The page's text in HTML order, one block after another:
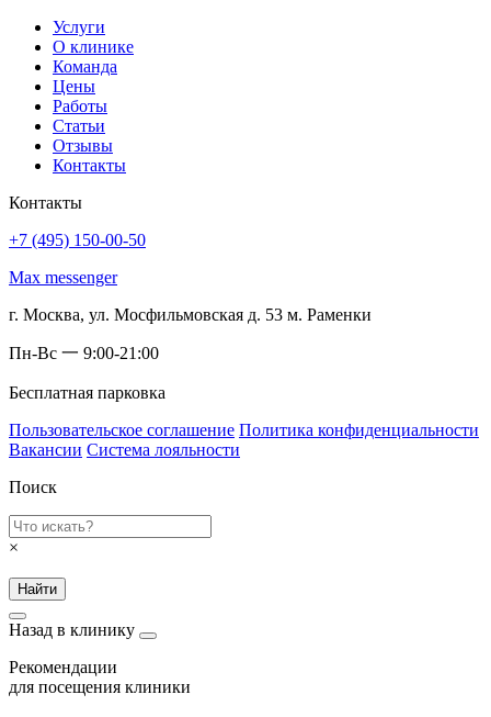
Услуги
О клинике
Команда
Цены
Работы
Статьи
Отзывы
Контакты
Контакты
+7 (495) 150-00-50
Max messenger
г. Москва, ул. Мосфильмовская д. 53 м. Раменки
Пн-Вс 一 9:00-21:00
Бесплатная парковка
Пользовательское соглашение Политика конфиденциальности
Вакансии Система лояльности
Поиск
×
Найти
Назад в клинику
Рекомендации
для посещения клиники